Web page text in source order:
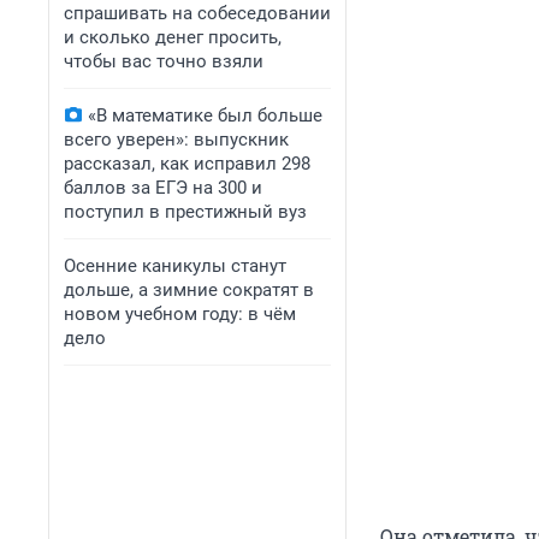
спрашивать на собеседовании
и сколько денег просить,
чтобы вас точно взяли
«В математике был больше
всего уверен»: выпускник
рассказал, как исправил 298
баллов за ЕГЭ на 300 и
поступил в престижный вуз
Осенние каникулы станут
дольше, а зимние сократят в
новом учебном году: в чём
дело